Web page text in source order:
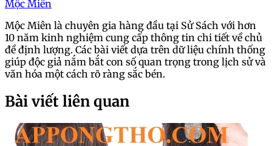
Mộc Miên
Mộc Miên là chuyên gia hàng đầu tại Sử Sách với hơn
10 năm kinh nghiệm cung cấp thông tin chi tiết về chủ
đề định lượng. Các bài viết dựa trên dữ liệu chính thống
giúp độc giả nắm bắt con số quan trọng trong lịch sử và
văn hóa một cách rõ ràng sắc bén.
Bài viết liên quan